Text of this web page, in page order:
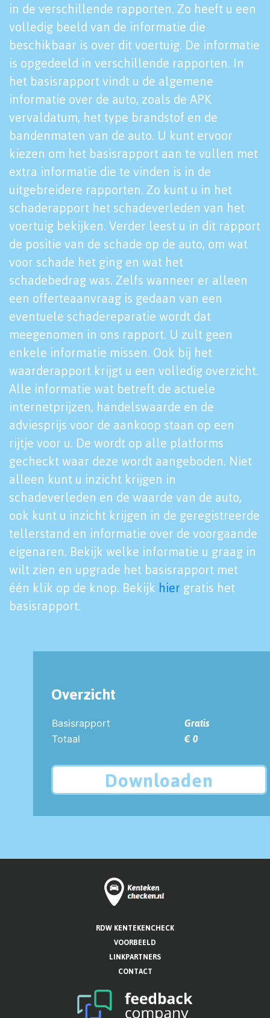
in de verschillende rapporten. Zo heeft u een
volledig beeld van de informatie die
beschikbaar is over dit voertuig. De informatie
is opgedeeld in verschillende rapporten. In
het basisrapport vindt u de algemene
informatie over de auto, zoals de APK
vervaldatum, het type brandstof en de
bandenmaten van de auto. U kunt ervoor
kiezen om het basisrapport aan te vullen met
extra informatie die te vinden is in de
uitgebreidere rapporten. Zo kunt u in het
schaderapport het schadeverleden van het
voertuig bekijken. Verder leest u in dit rapport
de positie van de schade op de auto, om wat
voor schade het ging en wat het
schadebedrag was. Zelfs wanneer er alleen
een offerteaanvraag is gedaan van een
eventuele schadereparatie wordt dat
meegenomen in ons rapport. U zult geen
enkele informatie missen. Ook bij het
waarderapport krijgt u een volledig overzicht.
Alle informatie wat betreft de actuele
internetprijzen, handelswaarde en de
adviesprijs voor de aankoop staan op een
rijtje voor u. De wordt op alle platforms
gecheckt waar deze wordt aangeboden. Niet
alleen kunt u inzicht krijgen in
schadeverleden en de waarde van de auto,
ook kunt u inzicht krijgen in de geregistreerde
tellerstand en informatie over de voorgaande
eigenaren. Bekijk welke informatie u graag in
wilt zien en upgrade het basisrapport met
één klik op de knop. Bekijk hier gratis het
basisrapport.
Overzicht
Basisrapport
Gratis
Totaal
€ 0
Downloaden
RDW KENTEKENCHECK
VOORBEELD
LINKPARTNERS
CONTACT